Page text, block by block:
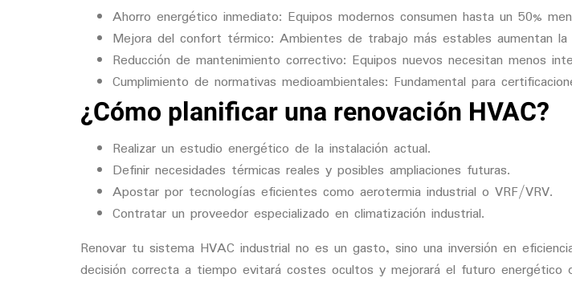
Ahorro energético inmediato: Equipos modernos consumen hasta un 50%
Mejora del confort térmico: Ambientes de trabajo más estables aumentan la
Reducción de mantenimiento correctivo: Equipos nuevos necesitan menos
Cumplimiento de normativas medioambientales: Fundamental para
¿Cómo planificar una renovación HVAC?
Realizar un estudio energético de la instalación actual.
Definir necesidades térmicas reales y posibles ampliaciones futuras.
Apostar por tecnologías eficientes como aerotermia industrial o VRF/VRV.
Contratar un proveedor especializado en climatización industrial.
Renovar tu sistema HVAC industrial no es un gasto, sino una inversión en
decisión correcta a tiempo evitará costes ocultos y mejorará el futuro energético